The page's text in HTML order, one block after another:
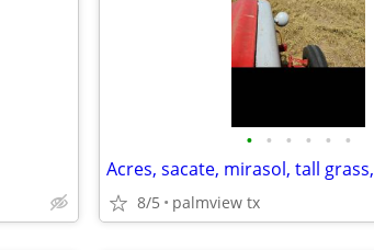
• • • • • •
Acres, sacate, mirasol, tall grass,
8/5 palmview tx